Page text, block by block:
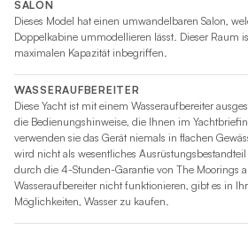
SALON
Dieses Model hat einen umwandelbaren Salon,
Doppelkabine ummodellieren lässt. Dieser Raum
maximalen Kapazität inbegriffen.
WASSERAUFBEREITER
Diese Yacht ist mit einem Wasseraufbereiter
die Bedienungshinweise, die Ihnen im
verwenden sie das Gerät niemals in flachen
wird nicht als wesentliches
durch die 4-Stunden-Garantie von The Moorings
Wasseraufbereiter nicht funktionieren, gibt es in
Möglichkeiten, Wasser zu kaufen.